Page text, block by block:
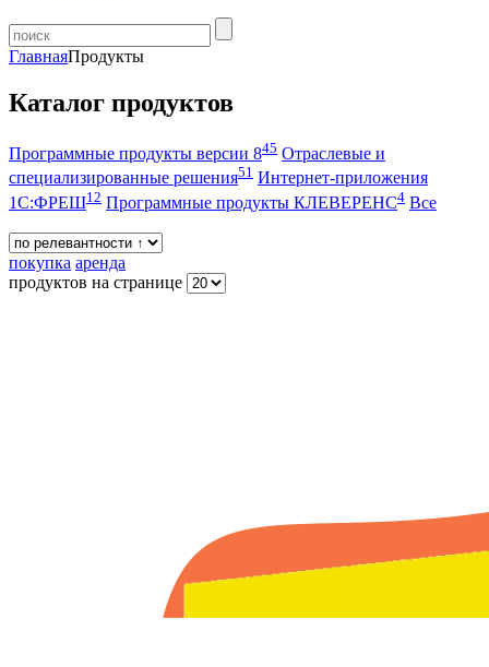
ГлавнаяПродукты
Каталог продуктов
Программные продукты версии 845 Отраслевые и
специализированные решения51 Интернет-приложения
1С:ФРЕШ12 Программные продукты КЛЕВЕРЕНС4 Все
покупка аренда
продуктов на странице